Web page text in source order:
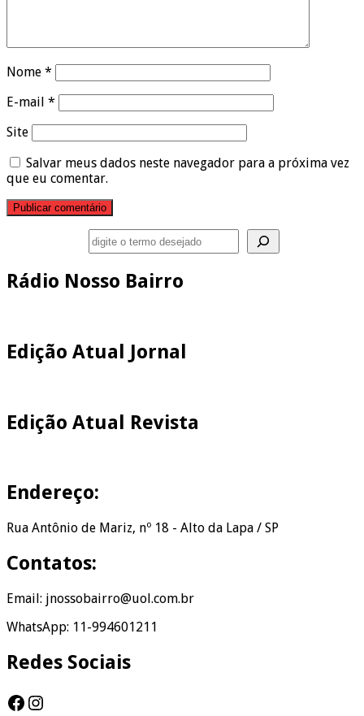
Nome *
E-mail *
Site
Salvar meus dados neste navegador para a próxima vez
que eu comentar.
Rádio Nosso Bairro
Edição Atual Jornal
Edição Atual Revista
Endereço:
Rua Antônio de Mariz, nº 18 - Alto da Lapa / SP
Contatos:
Email: jnossobairro@uol.com.br
WhatsApp: 11-994601211
Redes Sociais
Facebook
Instagram